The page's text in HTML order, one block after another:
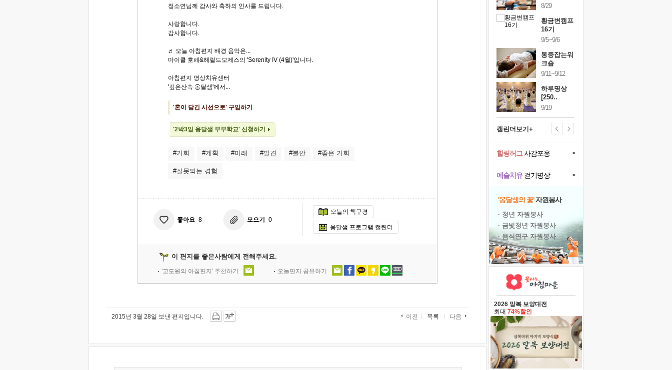
정소연님께 감사와 축하의 인사를 드립니다.
사랑합니다.
감사합니다.
♬ 오늘 아침편지 배경 음악은...
마이클 호페&해럴드모제스의 'Serenity IV (4월)'입니다.
아침편지 명상치유센터
'깊은산속 옹달샘'에서...
'혼이 담긴 시선으로' 구입하기
'2박3일 옹달샘 부부학교' 신청하기
#기회 #계획 #미래 #발견 #불안 #좋은 기회
#잘못되는 경험
좋아요 8 모으기 0
오늘의 책구경
옹달샘 프로그램 캘린더
이 편지를 좋은사람에게 전해주세요.
'고도원의 아침편지' 추천하기 오늘편지 공유하기
2015년 3월 28일 보낸 편지입니다. 이전 목록 다음
8/29
황금변캠프
16기
9/5~9/6
통증잡는워
크숍
9/11~9/12
하루명상
[250..
9/19
캘린더보기+
예술치유걷기명상 >
힐링허그사감포옹 >
'옹달샘의 꽃'자원봉사
· 청년 자원봉사
· 금빛청년 자원봉사
· 음식연구 자원봉사
2026 말복 보양대전
최대 74%할인